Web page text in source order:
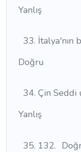
Yanlış
İtalya'nın
Doğru
Çin Seddi
Yanlış
132.